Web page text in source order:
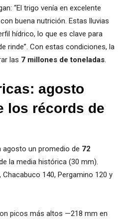
“El trigo venía en excelente
buena nutrición. Estas lluvias
hídrico, lo que es clave para
rinde”. Con estas condiciones, la
las 7 millones de toneladas.
agosto
los récords de
agosto un promedio de 72
la media histórica (30 mm).
140, Pergamino 120 y
picos más altos —218 mm en